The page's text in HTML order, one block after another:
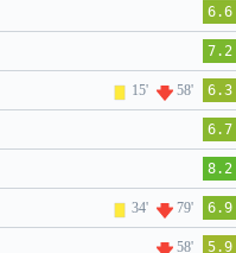
6.6
7.2
15' 58' 6.3
6.7
8.2
34' 79' 6.9
58' 5.9